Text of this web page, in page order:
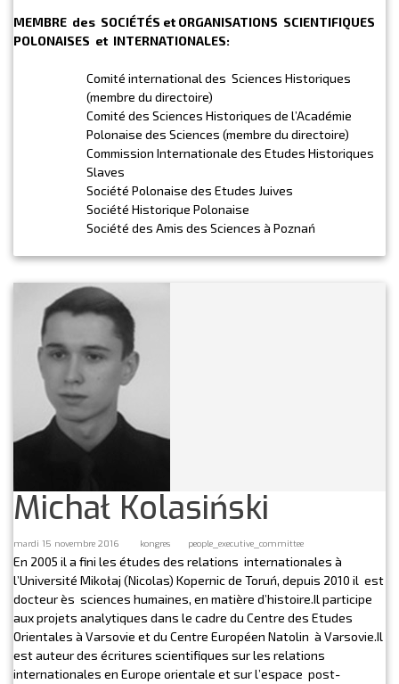
MEMBRE des SOCIÉTÉS et ORGANISATIONS SCIENTIFIQUES
POLONAISES et INTERNATIONALES:
Comité international des Sciences Historiques
(membre du directoire)
Comité des Sciences Historiques de l’Académie
Polonaise des Sciences (membre du directoire)
Commission Internationale des Etudes Historiques
Slaves
Société Polonaise des Etudes Juives
Société Historique Polonaise
Société des Amis des Sciences à Poznań
Michał Kolasiński
mardi 15 novembre 2016 kongres people_executive_committee
En 2005 il a fini les études des relations internationales à
l’Université Mikołaj (Nicolas) Kopernic de Toruń, depuis 2010 il est
docteur ès sciences humaines, en matière d’histoire.Il participe
aux projets analytiques dans le cadre du Centre des Etudes
Orientales à Varsovie et du Centre Européen Natolin à Varsovie.Il
est auteur des écritures scientifiques sur les relations
internationales en Europe orientale et sur l’espace post-